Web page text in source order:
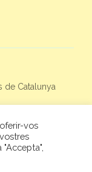
de Catalunya
vos